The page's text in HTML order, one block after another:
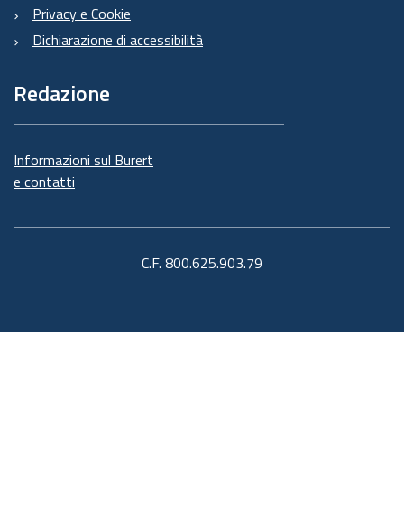
Privacy e Cookie
Dichiarazione di accessibilità
Redazione
Informazioni sul Burert
e contatti
C.F. 800.625.903.79